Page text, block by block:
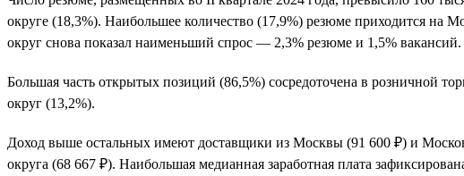
округе (18,3%). Наибольшее количество (17,9%) резюме приходится на
округ снова показал наименьший спрос — 2,3% резюме и 1,5% вакансий.
Большая часть открытых позиций (86,5%) сосредоточена в розничной
округ (13,2%).
Доход выше остальных имеют доставщики из Москвы (91 600 ₽) и
округа (68 667 ₽). Наибольшая медианная заработная плата